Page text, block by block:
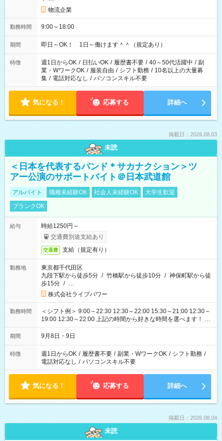
物流企業
勤務時間 9:00～18:00
期間 即日～OK！ 1日～働けます＾＾（規定あり）
特徴 週1日からOK / 日払いOK / 履歴書不要 / 40～50代活躍中 / 副
業・WワークOK / 服装自由 / シフト勤務 / 10名以上の大量募
集 / 電話対応なし / パソコンスキル不要
気になる！ 応募する 詳細へ
掲載日：2026.08.03
未読
＜日本を代表するバンド＊サカナクション＞ツ
アー公演のサポートバイト＠日本武道館
アルバイト 職種未経験OK 社会人未経験OK
大学生歓迎
ブランクOK
給与
時給1250円～
交通費別途支給あり
交通費 支給（規定有り）
勤務地
東京都千代田区
九段下駅から徒歩5分 / 竹橋駅から徒歩10分 / 神保町駅から徒
歩15分 / …
株式会社ライブパワー
勤務時間
＜シフト例＞ 9:00～22:30 12:30～22:00 15:30～21:00 12:30～
19:00 12:30～22:00 上記の時間から好きな時間を選べます！ ※
時間は変更となる可能性があります
期間 9月8日・9日
特徴 週1日からOK / 履歴書不要 / 副業・WワークOK / シフト勤務 /
電話対応なし / パソコンスキル不要
気になる！ 応募する 詳細へ
掲載日：2026.08.04
未読